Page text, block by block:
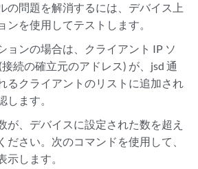
の問題を解消するには、デバイス上
ンを使用してテストします。
ョンの場合は、クライアント IP ソ
続の確立元のアドレス) が、jsd 通
るクライアントのリストに追加され
します。
が、デバイスに設定された数を超え
ださい。次のコマンドを使用して、
示します。